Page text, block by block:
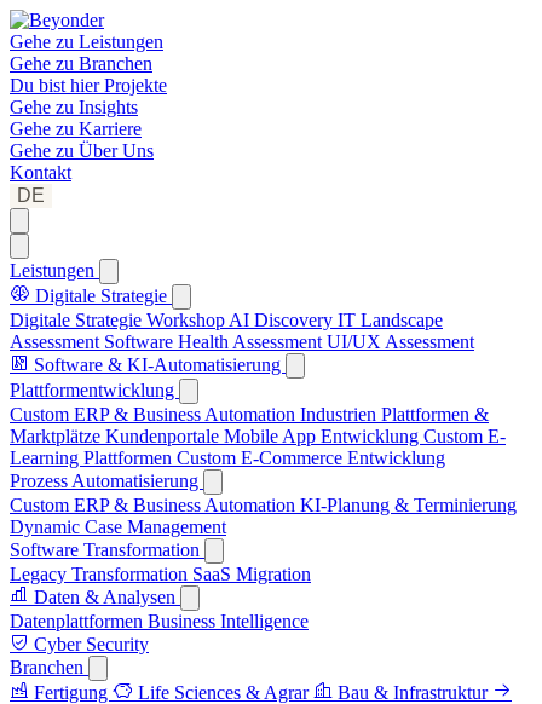
Gehe zu Leistungen
Gehe zu Branchen
Du bist hierProjekte
Gehe zu Insights
Gehe zu Karriere
Gehe zu Über Uns
Kontakt
DE
Leistungen
Digitale Strategie
Digitale Strategie Workshop AI Discovery IT Landscape
Assessment Software Health Assessment UI/UX Assessment
Software & KI-Automatisierung
Plattformentwicklung
Custom ERP & Business Automation Industrien Plattformen &
Marktplätze Kundenportale Mobile App Entwicklung Custom E-
Learning Plattformen Custom E-Commerce Entwicklung
Prozess Automatisierung
Custom ERP & Business Automation KI-Planung & Terminierung
Dynamic Case Management
Software Transformation
Legacy Transformation SaaS Migration
Daten & Analysen
Datenplattformen Business Intelligence
Cyber Security
Branchen
Fertigung
Life Sciences & Agrar
Bau & Infrastruktur